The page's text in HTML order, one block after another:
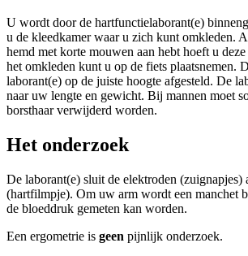
U wordt door de hartfunctielaborant(e)
u de kleedkamer waar u zich kunt omkleden.
hemd met korte mouwen aan hebt hoeft u
het omkleden kunt u op de fiets plaatsnemen.
laborant(e) op de juiste hoogte afgesteld. De
naar uw lengte en gewicht. Bij mannen moet
borsthaar verwijderd worden.
Het onderzoek
De laborant(e) sluit de elektroden (zuignapjes)
(hartfilmpje). Om uw arm wordt een manchet
de bloeddruk gemeten kan worden.
Een ergometrie is geen pijnlijk onderzoek.